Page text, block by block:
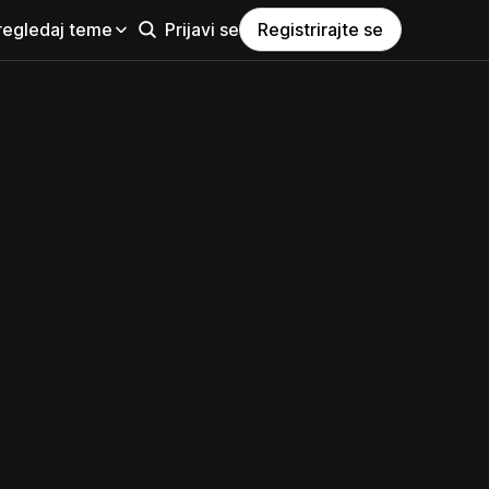
teme Prijavi se Registrirajte se